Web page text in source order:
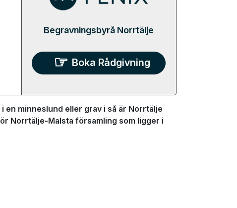
Begravningsbyrå Norrtälje
Boka Rådgivning
en minneslund eller grav i så är Norrtälje
Norrtälje-Malsta församling som ligger i